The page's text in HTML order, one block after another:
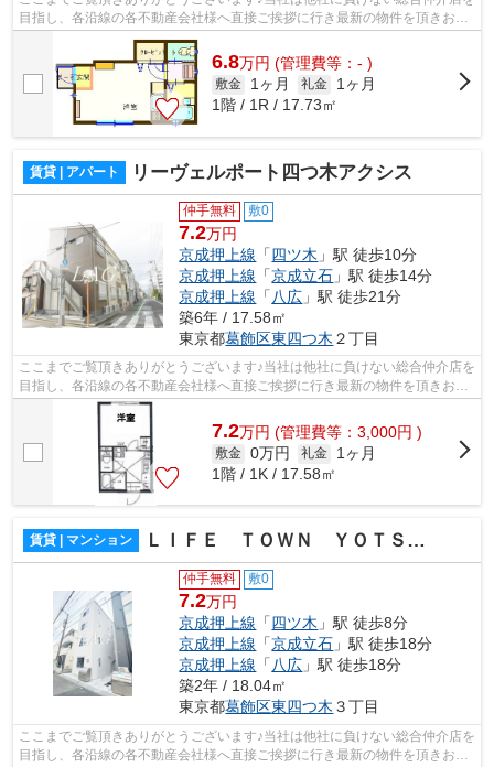
目指し、各沿線の各不動産会社様へ直接ご挨拶に行き最新の物件を頂きお客
様へ提供しております！最新の情報は...
6.8万円 (管理費等：- )
敷金 1ヶ月 礼金
1ヶ月
1階 / 1R / 17.73㎡
賃貸 | アパート リーヴェルポート四つ木アクシス
仲手無料 敷0
7.2万円
京成押上線 「四ツ木 」駅 徒歩10分
京成押上線 「京成立石 」駅 徒歩14分
京成押上線 「八広 」駅 徒歩21分
築6年 / 17.58㎡
東京都葛飾区東四つ木 ２丁目
ここまでご覧頂きありがとうございます♪当社は他社に負けない総合仲介店を
目指し、各沿線の各不動産会社様へ直接ご挨拶に行き最新の物件を頂きお客
様へ提供しております！最新の情報は...
7.2万円 (管理費等：3,000円 )
敷金 0万円 礼金
1ヶ月
1階 / 1K / 17.58㎡
賃貸 | マンション ＬＩＦＥ ＴＯＷＮ ＹＯＴＳＵＧＩ
仲手無料 敷0
7.2万円
京成押上線 「四ツ木 」駅 徒歩8分
京成押上線 「京成立石 」駅 徒歩18分
京成押上線 「八広 」駅 徒歩18分
築2年 / 18.04㎡
東京都葛飾区東四つ木 ３丁目
ここまでご覧頂きありがとうございます♪当社は他社に負けない総合仲介店を
目指し、各沿線の各不動産会社様へ直接ご挨拶に行き最新の物件を頂きお客